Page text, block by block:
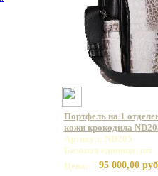
Портфель на 1
кожи крокодила
Артикул: ND205
Базовая единица: шт
Цена:
95 000,00